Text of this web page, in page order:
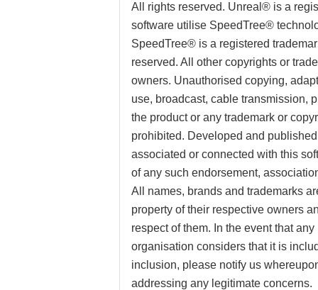
All rights reserved. Unreal® is a
software utilise SpeedTree®
SpeedTree® is a registered
reserved. All other copyrights or
owners. Unauthorised copying,
use, broadcast, cable transmission,
the product or any trademark or
prohibited. Developed and
associated or connected with this
of any such endorsement,
All names, brands and trademarks
property of their respective owners
respect of them. In the event that
organisation considers that it is
inclusion, please notify us
addressing any legitimate concerns.